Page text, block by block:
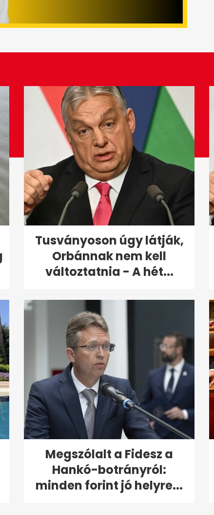
Tusványoson úgy látják,
Orbánnak nem kell
változtatnia - A hét...
Megszólalt a Fidesz a
Hankó-botrányról:
minden forint jó helyre...